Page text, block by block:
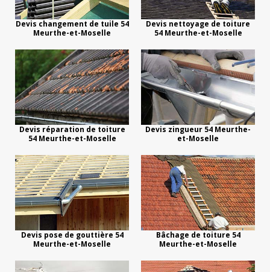
Devis changement de tuile 54
Meurthe-et-Moselle
Devis nettoyage de toiture
54 Meurthe-et-Moselle
Devis réparation de toiture
54 Meurthe-et-Moselle
Devis zingueur 54 Meurthe-
et-Moselle
Devis pose de gouttière 54
Meurthe-et-Moselle
Bâchage de toiture 54
Meurthe-et-Moselle